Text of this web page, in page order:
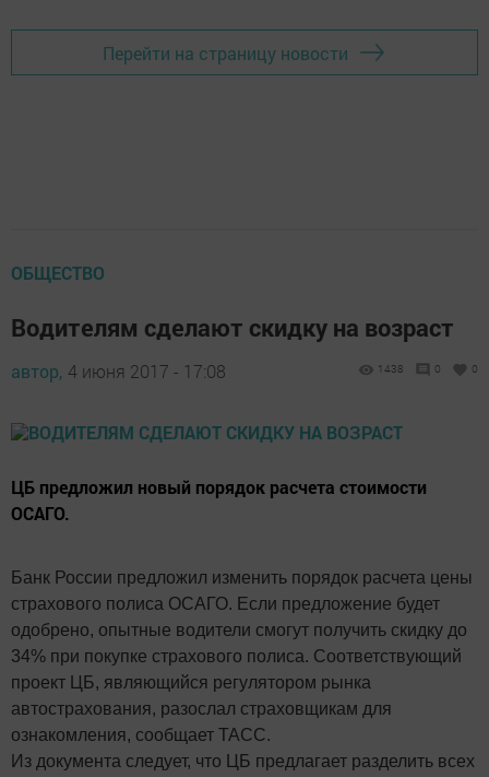
Перейти на страницу новости
ОБЩЕСТВО
Водителям сделают скидку на возраст
автор, 4 июня 2017 - 17:08 1438 0 0
ЦБ предложил новый порядок расчета стоимости
ОСАГО.
Банк России предложил изменить порядок расчета цены
страхового полиса ОСАГО. Если предложение будет
одобрено, опытные водители смогут получить скидку до
34% при покупке страхового полиса. Соответствующий
проект ЦБ, являющийся регулятором рынка
автострахования, разослал страховщикам для
ознакомления, сообщает ТАСС.
Из документа следует, что ЦБ предлагает разделить всех